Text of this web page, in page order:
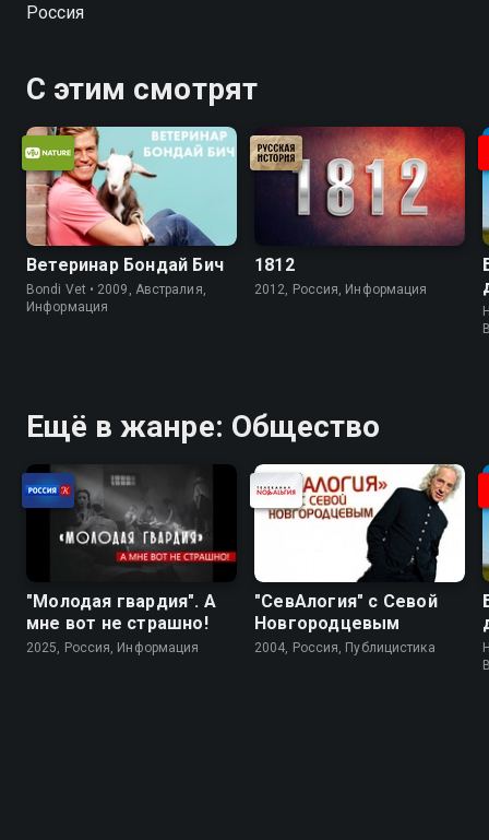
Россия
С этим смотрят
Ветеринар Бондай Бич
Bondi Vet • 2009, Австралия,
Информация
1812
2012, Россия, Информация
Ещё в жанре: Общество
"Молодая гвардия". А
мне вот не страшно!
2025, Россия, Информация
"СевАлогия" с Севой
Новгородцевым
2004, Россия, Публицистика